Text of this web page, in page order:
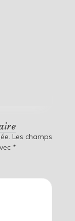
Les champs
*